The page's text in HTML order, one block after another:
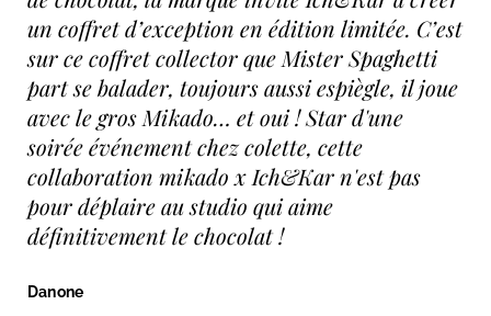
un coffret d’exception en édition limitée. C’est
sur ce coffret collector que Mister Spaghetti
part se balader, toujours aussi espiègle, il joue
avec le gros Mikado… et oui ! Star d'une
soirée événement chez colette, cette
collaboration mikado x Ich&Kar n'est pas
pour déplaire au studio qui aime
définitivement le chocolat !
Danone